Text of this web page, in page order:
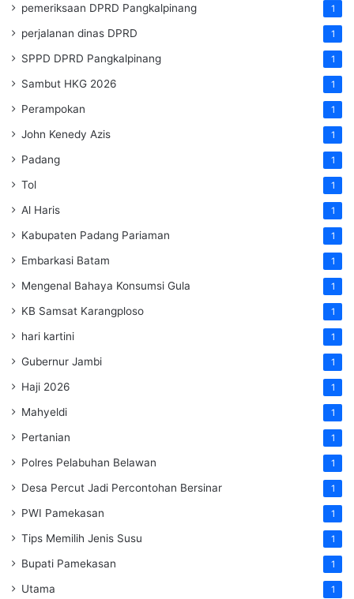
pemeriksaan DPRD Pangkalpinang 1
perjalanan dinas DPRD 1
SPPD DPRD Pangkalpinang 1
Sambut HKG 2026 1
Perampokan 1
John Kenedy Azis 1
Padang 1
Tol 1
Al Haris 1
Kabupaten Padang Pariaman 1
Embarkasi Batam 1
Mengenal Bahaya Konsumsi Gula 1
KB Samsat Karangploso 1
hari kartini 1
Gubernur Jambi 1
Haji 2026 1
Mahyeldi 1
Pertanian 1
Polres Pelabuhan Belawan 1
Desa Percut Jadi Percontohan Bersinar 1
PWI Pamekasan 1
Tips Memilih Jenis Susu 1
Bupati Pamekasan 1
Utama 1